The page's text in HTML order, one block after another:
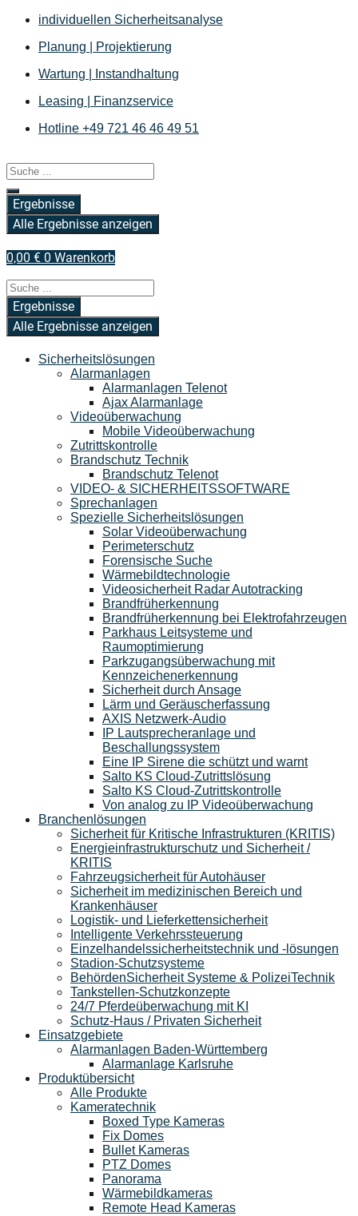
Zum
springen
individuellen Sicherheitsanalyse
Planung | Projektierung
Wartung | Instandhaltung
Leasing | Finanzservice
Hotline +49 721 46 46 49 51
Search
...
Ergebnisse
Alle Ergebnisse anzeigen
0,00 € 0 Warenkorb
Search
...Ergebnisse
Alle Ergebnisse anzeigen
Sicherheitslösungen
Alarmanlagen
Alarmanlagen Telenot
Ajax Alarmanlage
Videoüberwachung
Mobile Videoüberwachung
Zutrittskontrolle
Brandschutz Technik
Brandschutz Telenot
VIDEO- & SICHERHEITSSOFTWARE
Sprechanlagen
Spezielle Sicherheitslösungen
Solar Videoüberwachung
Perimeterschutz
Forensische Suche
Wärmebildtechnologie
Videosicherheit Radar Autotracking​
Brandfrüherkennung
Brandfrüherkennung bei Elektrofahrzeugen
Parkhaus Leitsysteme und
Raumoptimierung
Parkzugangsüberwachung mit
Kennzeichenerkennung
Sicherheit durch Ansage
Lärm und Geräuscherfassung
AXIS Netzwerk-Audio
IP Lautsprecheranlage und
Beschallungssystem
Eine IP Sirene die schützt und warnt
Salto KS Cloud-Zutrittslösung
Salto KS Cloud-Zutrittskontrolle
Von analog zu IP Videoüberwachung
Branchenlösungen
Sicherheit für Kritische Infrastrukturen (KRITIS)
Energieinfrastrukturschutz und Sicherheit /
KRITIS
Fahrzeugsicherheit für Autohäuser
Sicherheit im medizinischen Bereich und
Krankenhäuser
Logistik- und Lieferkettensicherheit
Intelligente Verkehrssteuerung
Einzelhandelssicherheitstechnik und -lösungen
Stadion-Schutzsysteme
BehördenSicherheit Systeme & PolizeiTechnik
Tankstellen-Schutzkonzepte​
24/7 Pferdeüberwachung mit KI
Schutz-Haus / Privaten Sicherheit
Einsatzgebiete
Alarmanlagen Baden-Württemberg
Alarmanlage Karlsruhe
Produktübersicht
Alle Produkte
Kameratechnik
Boxed Type Kameras
Fix Domes
Bullet Kameras
PTZ Domes
Panorama
Wärmebildkameras
Remote Head Kameras